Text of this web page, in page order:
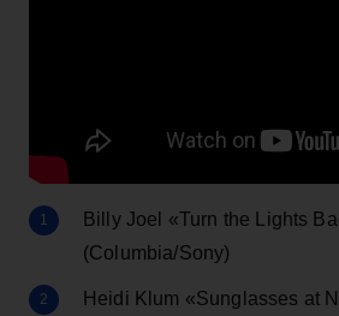
Billy Joel «Turn the Lights
(Columbia/Sony)
Heidi Klum «Sunglasses at